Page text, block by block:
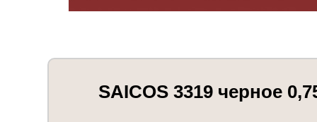
SAICOS 3319 черное